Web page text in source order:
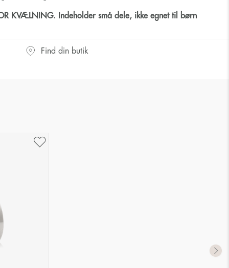
KVÆLNING. Indeholder små dele, ikke egnet til børn
Find din butik